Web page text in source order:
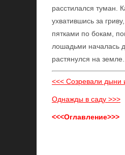
расстилался туман.
ухватившись за
пятками по бокам,
лошадьми началась
растянулся на земле...
<<< Созревали дыни
Однажды в саду >>>
<<<Оглавление>>>